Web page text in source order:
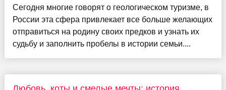
Сегодня многие говорят о геологическом туризме, в
России эта сфера привлекает все больше желающих
отправиться на родину своих предков и узнать их
судьбу и заполнить пробелы в истории семьи....